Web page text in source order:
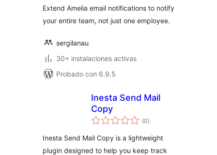
Extend Amelia email notifications to notify
your entire team, not just one employee.
sergilanau
30+ instalaciones activas
Probado con 6.9.5
Inesta Send Mail
Copy
(0total
de
)
Inesta Send Mail Copy is a lightweight
plugin designed to help you keep track